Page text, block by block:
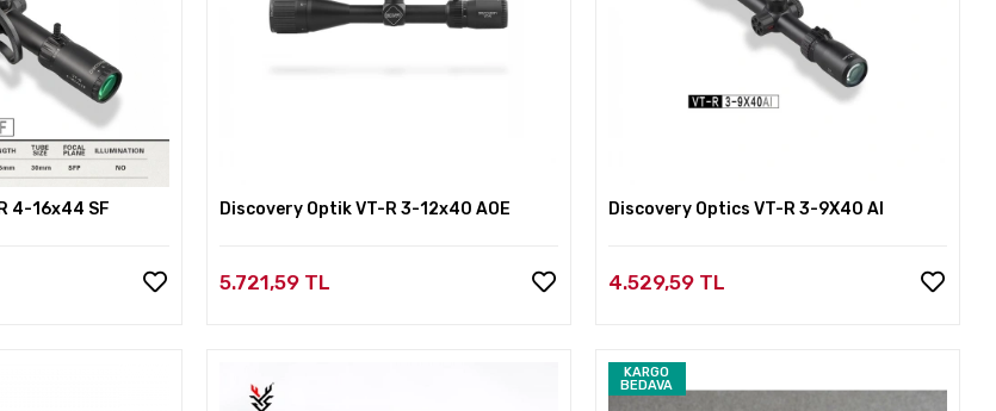
4-16x44 SF Discovery Optik VT-R 3-12x40 AOE
5.721,59 TL
Discovery Optics VT-R 3-9X40 AI
4.529,59 TL
KARGO
BEDAVA